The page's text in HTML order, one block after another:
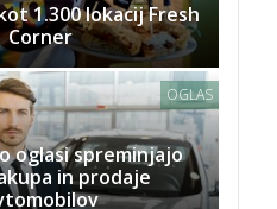
1.300 lokacij Fresh
Corner
OGLAS
oglasi spreminjajo
in prodaje